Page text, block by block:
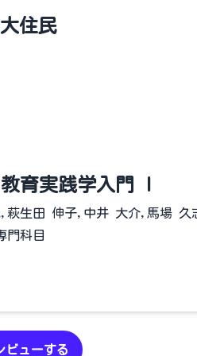
住民
育実践学入門 I
萩生田 伸子,中井 大介,馬場 久
門科目
ビューする